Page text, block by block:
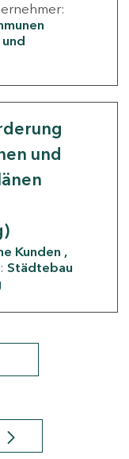
und
Kunden
Städtebau